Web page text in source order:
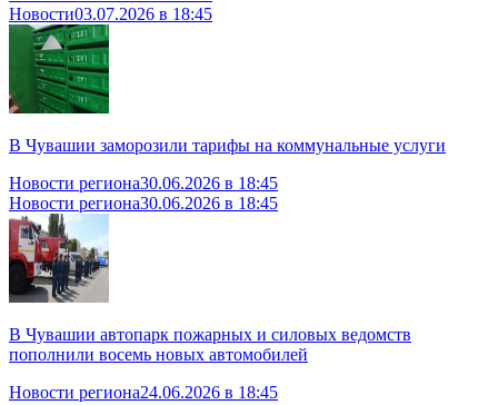
Новости03.07.2026 в 18:45
В Чувашии заморозили тарифы на коммунальные услуги
Новости региона30.06.2026 в 18:45
Новости региона30.06.2026 в 18:45
В Чувашии автопарк пожарных и силовых ведомств
пополнили восемь новых автомобилей
Новости региона24.06.2026 в 18:45